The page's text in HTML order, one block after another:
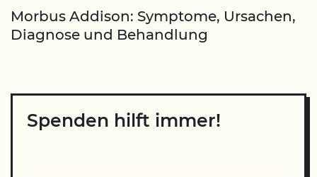
Morbus Addison: Symptome, Ursachen,
Diagnose und Behandlung
Spenden hilft immer!